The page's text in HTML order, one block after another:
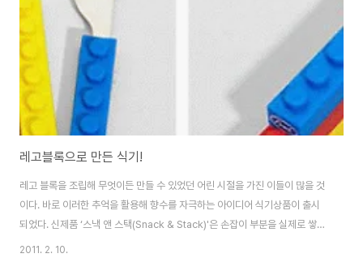
레고블록으로 만든 식기!
레고 블록을 조립해 무엇이든 만들 수 있었던 어린 시절을 가진 이들이 많을 것
이다. 바로 이러한 추억을 활용해 향수를 자극하는 아이디어 식기상품이 출시
되었다. 신제품 ‘스낵 앤 스택(Snack & Stack)'은 손잡이 부분을 실제로 쌓아
서 조립이 가능한 레고로 3종 은제 식기세트이다. 이 제품은 도시락, 피크닉 세
2011. 2. 10.